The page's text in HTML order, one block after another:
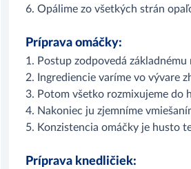
6. Opálime zo všetkých strán
Príprava omáčky:
1. Postup zodpovedá
2. Ingrediencie varíme vo vývare
3. Potom všetko rozmixujeme do
4. Nakoniec ju zjemníme
5. Konzistencia omáčky je husto
Príprava knedličiek: